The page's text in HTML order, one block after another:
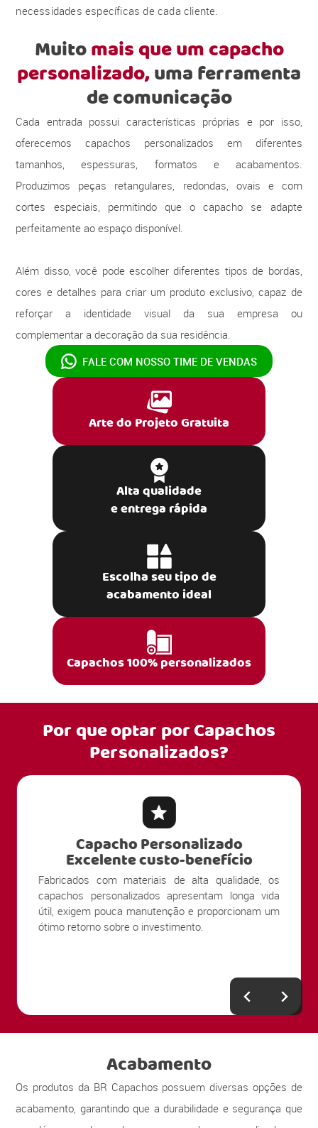
necessidades específicas de cada cliente.
Muitomais que um capacho
personalizado,uma ferramenta
de comunicação
Cada entrada possui características próprias e por isso,
oferecemos capachos personalizados em diferentes
tamanhos, espessuras, formatos e acabamentos.
Produzimos peças retangulares, redondas, ovais e com
cortes especiais, permitindo que o capacho se adapte
perfeitamente ao espaço disponível.
Além disso, você pode escolher diferentes tipos de bordas,
cores e detalhes para criar um produto exclusivo, capaz de
reforçar a identidade visual da sua empresa ou
complementar a decoração da sua residência.
FALE COM NOSSO TIME DE VENDAS
Arte do Projeto Gratuita
Alta qualidade
e entrega rápida
Escolha seu tipo de
acabamento ideal
Capachos 100% personalizados
Por que optar porCapachos
Personalizados?
Capacho Personalizado
Alta Durabilidade
Nossos produtos são produzidos com materiais
resistentes ao uso contínuo e ao tráfego intenso de
pessoas. Sua estrutura mantém a limpeza e
apresentação por muito mais tempo, mesmo em
Acabamento
Os produtos da BR Capachos possuem diversas opções de
acabamento, garantindo que a durabilidade e segurança que